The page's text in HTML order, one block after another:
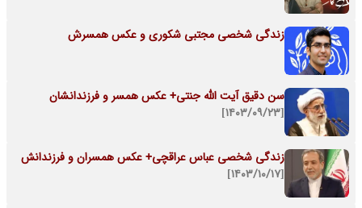
زندگی شخصی مجتبی شکوری و عکس همسرش
سن دقیق آیت الله جنتی+ عکس همسر و فرزندانشان
[۱۴۰۳/۰۹/۲۳]
زندگی شخصی عباس عراقچی+ عکس همسران و فرزندانش
[۱۴۰۳/۱۰/۱۷]